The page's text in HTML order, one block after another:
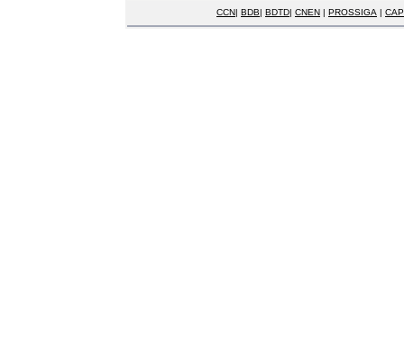
CCN| BDB| BDTD| CNEN | PROSSIGA |